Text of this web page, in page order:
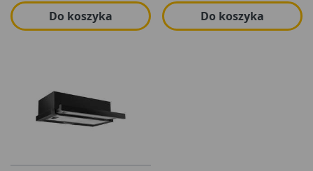
Do koszyka Do koszyka